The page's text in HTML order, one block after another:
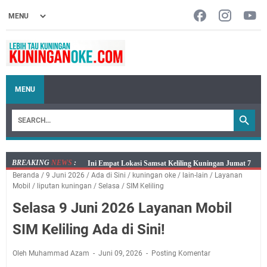
MENU
BREAKING NEWS :
Jumat 7 Agustus 2026 Mobil SIM Keliling Ada di
Kecamatan Sindangagung
Dicabut Dari Hidupmu, Kamu Akan Tetap Berjalan
Kelaparan Meskipun Memiliki Sekarung Penuh Uang
juga Tempat Beristirahat yang Paling Menenangkan, Ini
Beranda / 9 Juni 2026 / Ada di Sini / kuningan oke / lain-lain / Layanan
Mobil / liputan kuningan / Selasa / SIM Keliling
Selasa 9 Juni 2026 Layanan Mobil
SIM Keliling Ada di Sini!
Oleh Muhammad Azam Juni 09, 2026 Posting Komentar